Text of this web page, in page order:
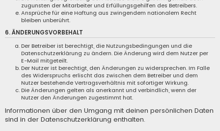
zugunsten der Mitarbeiter und Erfüllungsgehilfen des Betreibers.
Ansprüche für eine Haftung aus zwingendem nationalem Recht
bleiben unberührt.
6. ÄNDERUNGSVORBEHALT
Der Betreiber ist berechtigt, die Nutzungsbedingungen und die
Datenschutzerklärung zu ändern. Die Änderung wird dem Nutzer per
E-Mail mitgeteilt.
Der Nutzer ist berechtigt, den Änderungen zu widersprechen. Im Falle
des Widerspruchs erlischt das zwischen dem Betreiber und dem
Nutzer bestehende Vertragsverhältnis mit sofortiger Wirkung.
Die Änderungen gelten als anerkannt und verbindlich, wenn der
Nutzer den Änderungen zugestimmt hat.
Informationen über den Umgang mit deinen persönlichen Daten
sind in der Datenschutzerklärung enthalten.